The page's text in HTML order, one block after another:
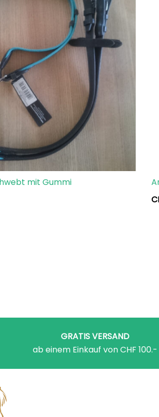
mit Gummi
GRATIS VERSAND
ab einem Einkauf von CHF 100.-